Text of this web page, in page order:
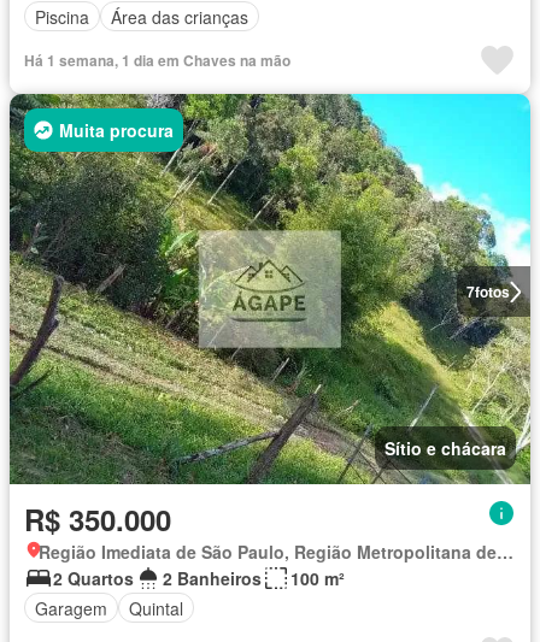
Piscina
Área das crianças
Há 1 semana, 1 dia em Chaves na mão
7fotos
Muita procura
Sítio e chácara
R$ 350.000
Região Imediata de São Paulo, Região Metropolitana de São Paulo
2 Quartos
2 Banheiros
100 m²
Garagem
Quintal